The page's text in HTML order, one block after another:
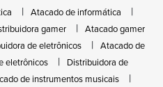
Atacado de informática
gamer
Atacado gamer
de eletrônicos
Atacado de
eletrônicos
Distribuidora de
de instrumentos musicais